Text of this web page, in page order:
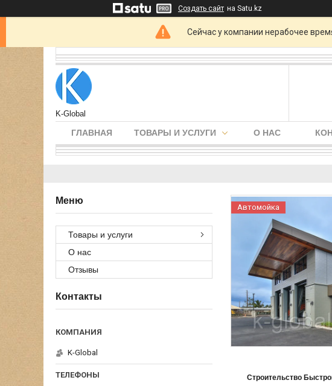
Создать сайт на Satu.kz
Сейчас у компании нерабочее
K-Global
ГЛАВНАЯ ТОВАРЫ И УСЛУГИ О НАС
Автомойка
Строительство
Товары и услуги
О нас
Отзывы
Контакты
K-Global